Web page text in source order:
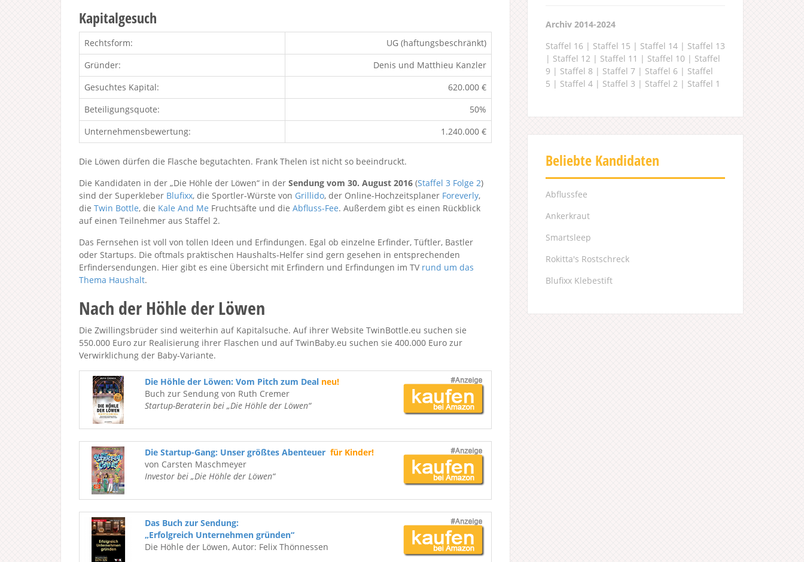
Kapitalgesuch
Rechtsform:
UG (haftungsbeschränkt)
Gründer:
Denis und Matthieu Kanzler
Gesuchtes Kapital:
620.000 €
Beteiligungsquote:
50%
Unternehmensbewertung:
1.240.000 €
Die Löwen dürfen die Flasche begutachten. Frank Thelen ist nicht so beeindruckt.
Die Kandidaten in der „Die Höhle der Löwen“ in der Sendung vom 30. August 2016 (Staffel 3 Folge 2)
sind der Superkleber Blufixx, die Sportler-Würste von Grillido, der Online-Hochzeitsplaner Foreverly,
die Twin Bottle, die Kale And Me Fruchtsäfte und die Abfluss-Fee. Außerdem gibt es einen Rückblick
auf einen Teilnehmer aus Staffel 2.
Das Fernsehen ist voll von tollen Ideen und Erfindungen. Egal ob einzelne Erfinder, Tüftler, Bastler
oder Startups. Die oftmals praktischen Haushalts-Helfer sind gern gesehen in entsprechenden
Erfindersendungen. Hier gibt es eine Übersicht mit Erfindern und Erfindungen im TV rund um das
Thema Haushalt.
Nach der Höhle der Löwen
Die Zwillingsbrüder sind weiterhin auf Kapitalsuche. Auf ihrer Website TwinBottle.eu suchen sie
550.000 Euro zur Realisierung ihrer Flaschen und auf TwinBaby.eu suchen sie 400.000 Euro zur
Verwirklichung der Baby-Variante.
Die Höhle der Löwen: Vom Pitch zum Deal neu!
Buch zur Sendung von Ruth Cremer
Startup-Beraterin bei „Die Höhle der Löwen“
Die Startup-Gang: Unser größtes Abenteuer für Kinder!
von Carsten Maschmeyer
Investor bei „Die Höhle der Löwen“
Das Buch zur Sendung:
„Erfolgreich Unternehmen gründen“
Die Höhle der Löwen, Autor: Felix Thönnessen
Archiv 2014-2024
Staffel 16 | Staffel 15 | Staffel 14 | Staffel 13
| Staffel 12 | Staffel 11 | Staffel 10 | Staffel
9 | Staffel 8 | Staffel 7 | Staffel 6 | Staffel
5 | Staffel 4 | Staffel 3 | Staffel 2 | Staffel 1
Beliebte Kandidaten
Abflussfee
Ankerkraut
Smartsleep
Rokitta's Rostschreck
Blufixx Klebestift